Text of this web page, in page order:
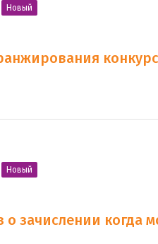
Новый
Новый
о зачислении когда